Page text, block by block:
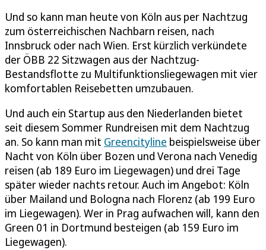
Und so kann man heute von Köln aus per Nachtzug
zum österreichischen Nachbarn reisen, nach
Innsbruck oder nach Wien. Erst kürzlich verkündete
der ÖBB 22 Sitzwagen aus der Nachtzug-
Bestandsflotte zu Multifunktionsliegewagen mit vier
komfortablen Reisebetten umzubauen.
Und auch ein Startup aus den Niederlanden bietet
seit diesem Sommer Rundreisen mit dem Nachtzug
an. So kann man mit Greencityline beispielsweise über
Nacht von Köln über Bozen und Verona nach Venedig
reisen (ab 189 Euro im Liegewagen) und drei Tage
später wieder nachts retour. Auch im Angebot: Köln
über Mailand und Bologna nach Florenz (ab 199 Euro
im Liegewagen). Wer in Prag aufwachen will, kann den
Green 01 in Dortmund besteigen (ab 159 Euro im
Liegewagen).